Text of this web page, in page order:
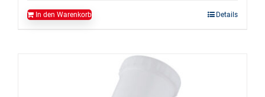
In den Warenkorb Details